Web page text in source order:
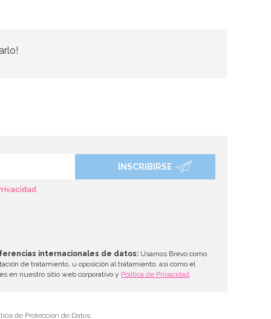
INSCRIBIRSE
internacionales de datos: Usamos Brevo como
de tratamiento, u oposición al tratamiento, así como el
en nuestro sitio web corporativo y Política de Privacidad
de Protección de Datos.